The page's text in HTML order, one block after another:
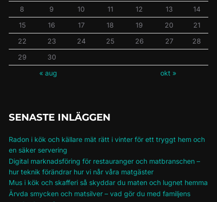
8
9 10 11 12 13
14
15
16 17 18 19 20
21
22
23 24 25 26 27
28
29
30
« aug
okt »
SENASTE INLÄGGEN
Radon i kök och källare mät rätt i vinter för ett tryggt hem och
en säker servering
Digital marknadsföring för restauranger och matbranschen –
hur teknik förändrar hur vi når våra matgäster
Mus i kök och skafferi så skyddar du maten och lugnet hemma
Ärvda smycken och matsilver – vad gör du med familjens